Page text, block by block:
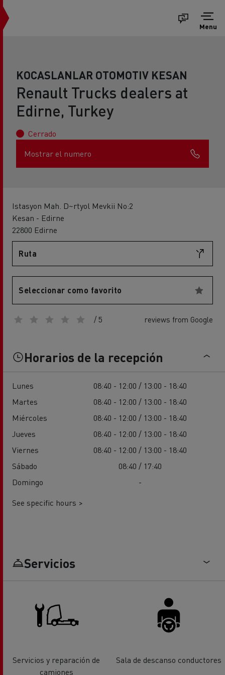
Menu
KOCASLANLAR OTOMOTIV KESAN
Renault Trucks dealers at
Edirne, Turkey
Cerrado
Mostrar el numero
Istasyon Mah. D~rtyol Mevkii No:2
Kesan - Edirne
22800 Edirne
Ruta
Seleccionar como favorito
/ 5 reviews from Google
Horarios de la recepción
Lunes
08:40 - 12:00 / 13:00 - 18:40
Martes
08:40 - 12:00 / 13:00 - 18:40
Miércoles
08:40 - 12:00 / 13:00 - 18:40
Jueves
08:40 - 12:00 / 13:00 - 18:40
Viernes
08:40 - 12:00 / 13:00 - 18:40
Sábado
08:40 / 17:40
Domingo
-
See specific hours >
Servicios
Servicios y reparación de
camiones
Sala de descanso conductores